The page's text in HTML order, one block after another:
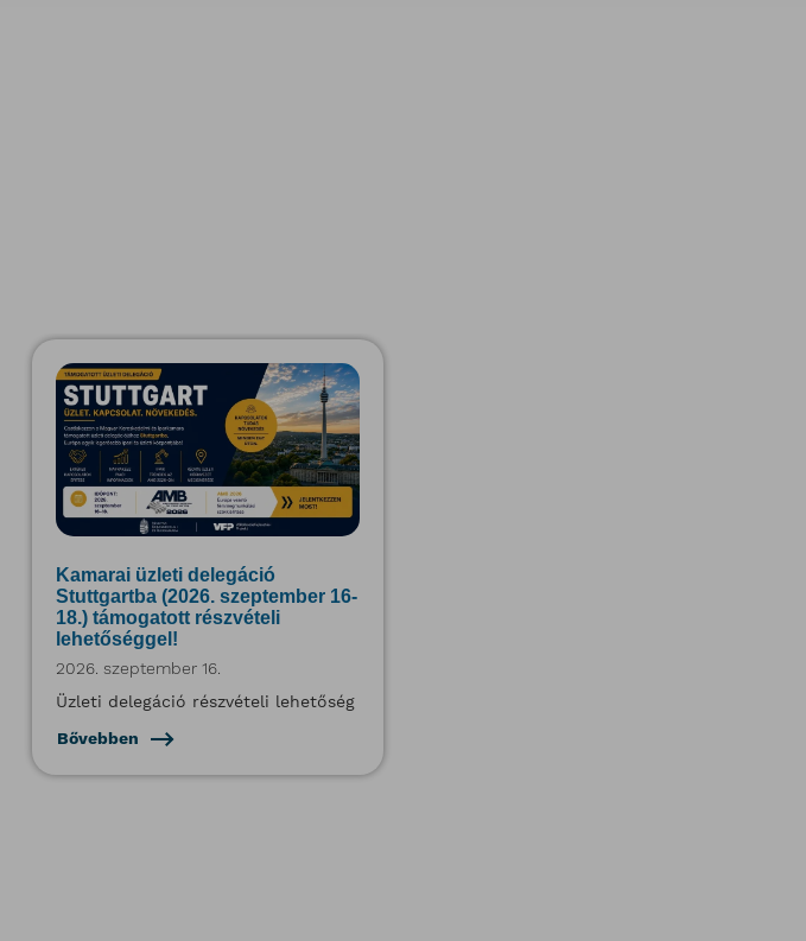
Kamarai üzleti delegáció
Stuttgartba (2026. szeptember 16-
18.) támogatott részvételi
lehetőséggel!
2026. szeptember 16.
Üzleti delegáció részvételi lehetőség
Bővebben